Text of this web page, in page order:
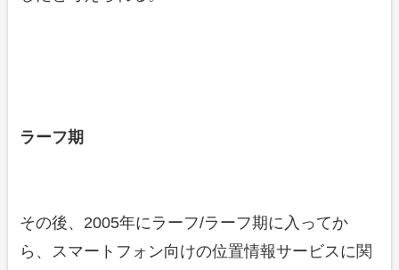
ラーフ期
その後、2005年にラーフ/ラーフ期に入ってか
ら、スマートフォン向けの位置情報サービスに関